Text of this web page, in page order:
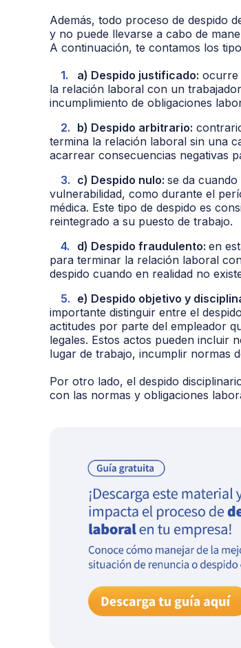
Además, todo proceso de despido
y no puede llevarse a cabo de
A continuación, te contamos los
a) Despido justificado: ocurre
la relación laboral con un
incumplimiento de obligaciones
b) Despido arbitrario:
termina la relación laboral sin una
acarrear consecuencias negativas
c) Despido nulo: se da
vulnerabilidad, como durante el
médica. Este tipo de despido es
reintegrado a su puesto de trabajo.
d) Despido fraudulento: en
para terminar la relación laboral
despido cuando en realidad no
e) Despido objetivo y
importante distinguir entre el
actitudes por parte del empleador
legales. Estos actos pueden incluir
lugar de trabajo, incumplir normas
Por otro lado, el despido
con las normas y obligaciones